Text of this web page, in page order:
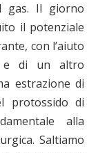
gas. Il giorno
il potenziale
con l’aiuto
e di un altro
estrazione di
protossido di
alla
Saltiamo